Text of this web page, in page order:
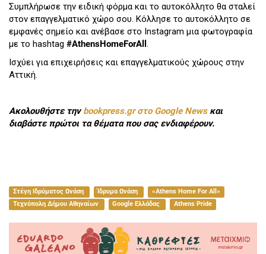
Συμπλήρωσε την ειδική φόρμα και το αυτοκόλλητο θα σταλεί
στον επαγγελματικό χώρο σου. Κόλλησε το αυτοκόλλητο σε
εμφανές σημείο και ανέβασε στο Instagram μια φωτογραφία
με το hashtag #AthensHomeForAll .
Ισχύει για επιχειρήσεις και επαγγελματικούς χώρους στην
Αττική.
Ακολουθήστε τηνbookpress.gr στο Google Newsκαι
διαβάστε πρώτοι τα θέματα που σας ενδιαφέρουν.
Στέγη Ιδρύματος Ωνάση Ίδρυμα Ωνάση
«Athens Home For All»
Τεχνόπολη Δήμου Αθηναίων
Google Ελλάδας Athens Pride